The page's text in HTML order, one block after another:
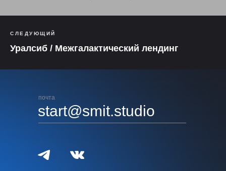
СЛЕДУЮЩИЙ
Уралсиб / Межгалактический лендинг
почта
start@smit.studio